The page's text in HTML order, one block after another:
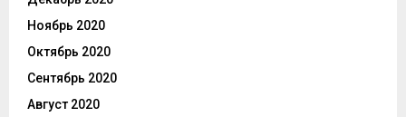
Ноябрь 2020
Октябрь 2020
Сентябрь 2020
Август 2020